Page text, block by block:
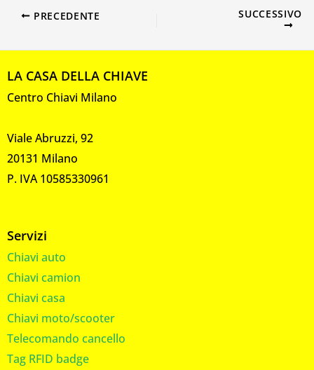
PRECEDENTE SUCCESSIVO
LA CASA DELLA CHIAVE
Centro Chiavi Milano
Viale Abruzzi, 92
20131 Milano
P. IVA 10585330961
Servizi
Chiavi auto
Chiavi camion
Chiavi casa
Chiavi moto/scooter
Telecomando cancello
Tag RFID badge